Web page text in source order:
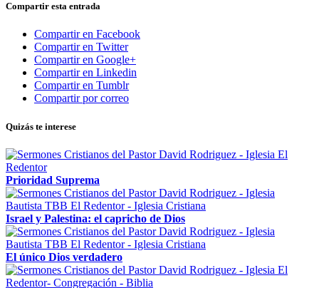
Compartir esta entrada
Compartir en Facebook
Compartir en Twitter
Compartir en Google+
Compartir en Linkedin
Compartir en Tumblr
Compartir por correo
Quizás te interese
Prioridad Suprema
Israel y Palestina: el capricho de Dios
El único Dios verdadero